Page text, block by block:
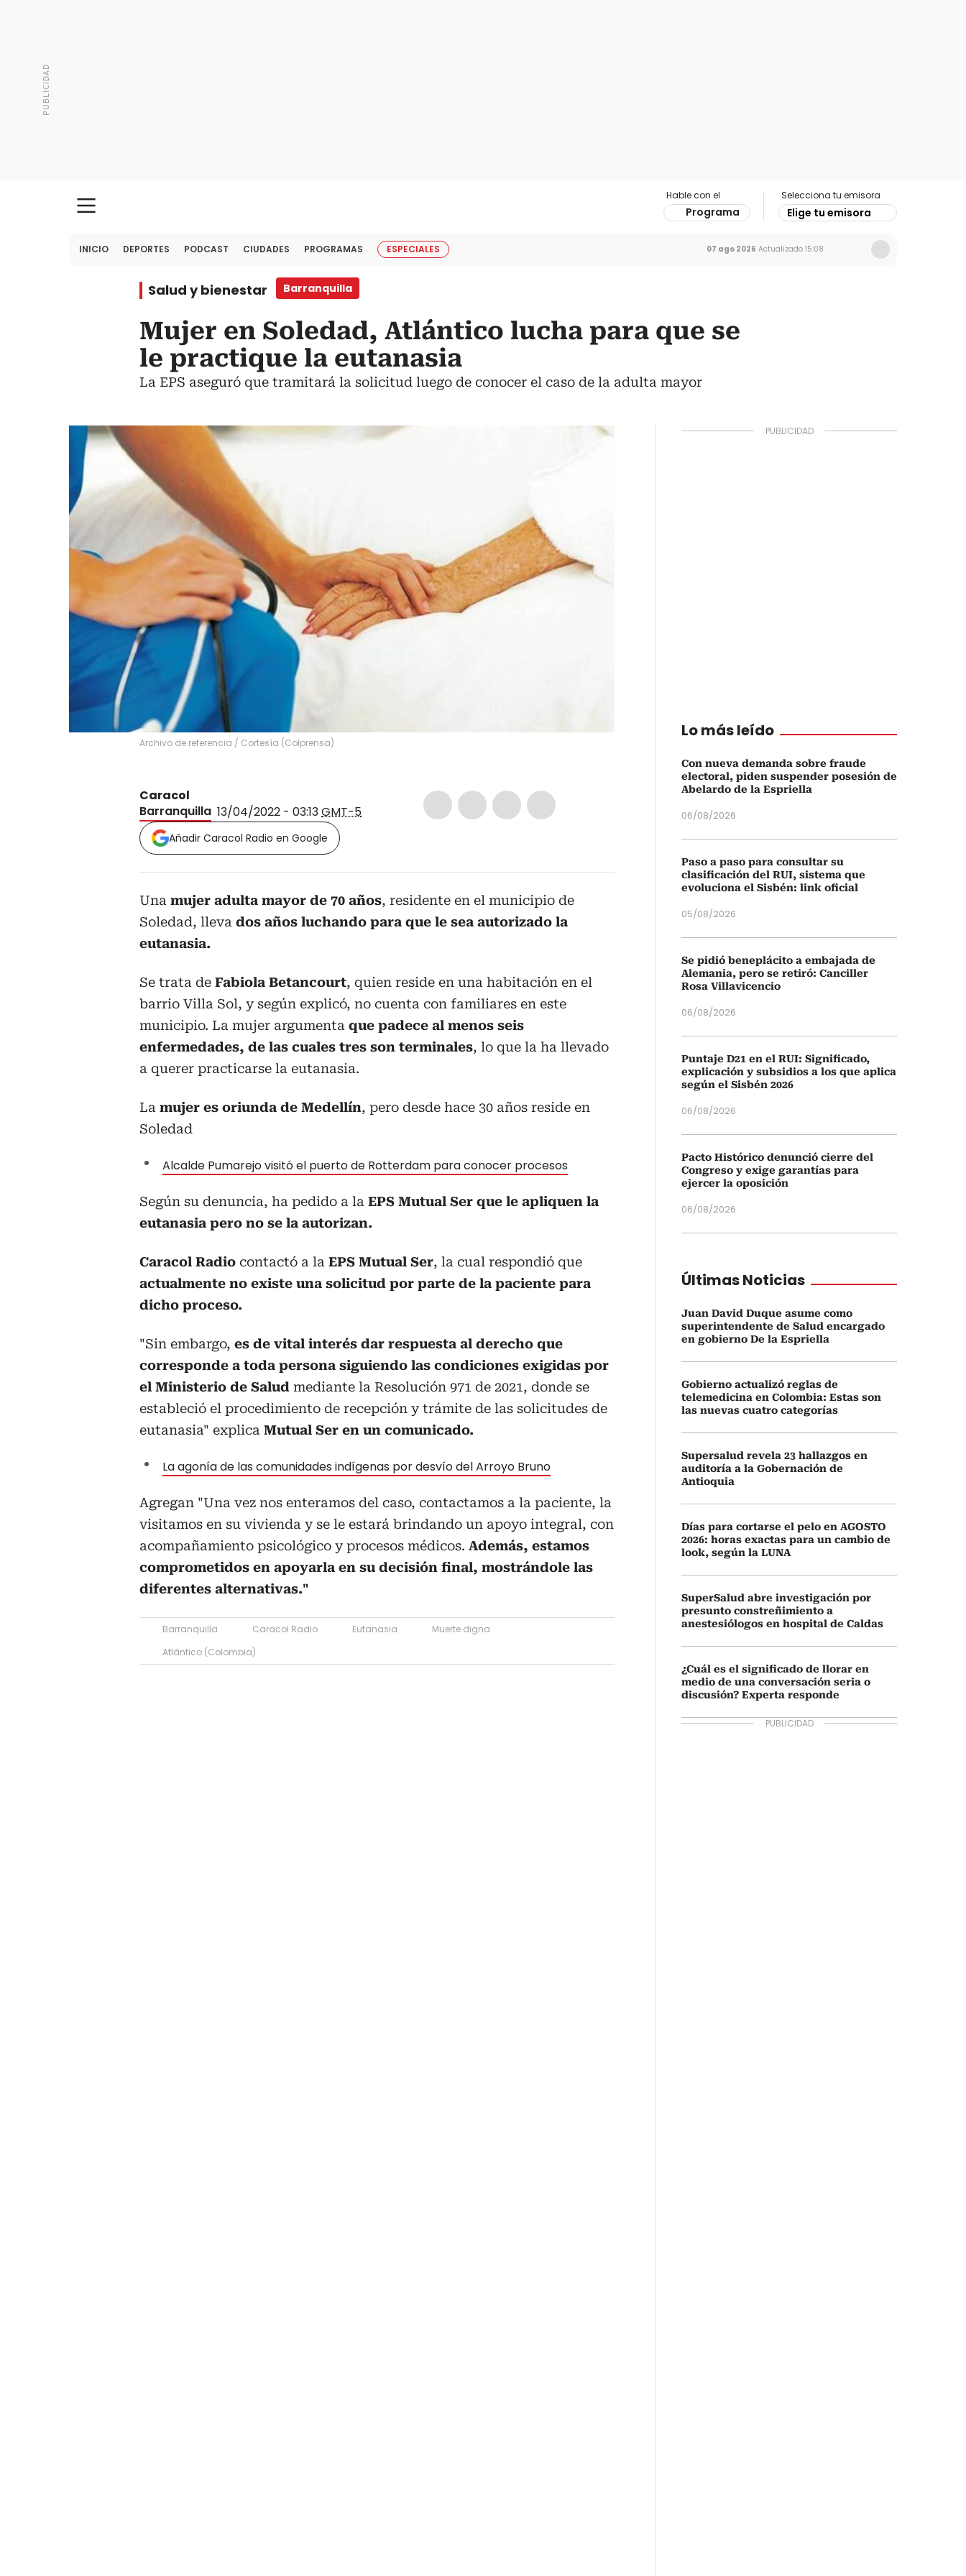
Hable con el
Programa
Selecciona tu emisora
Elige tu emisora
INICIO DEPORTES PODCAST CIUDADES PROGRAMAS ESPECIALES 07 ago 2026 Actualizado 15:08
Salud y bienestar Barranquilla
Mujer en Soledad, Atlántico lucha para que se
le practique la eutanasia
La EPS aseguró que tramitará la solicitud luego de conocer el caso de la adulta mayor
Archivo de referencia / Cortesía (Colprensa)
Caracol
Barranquilla 13/04/2022 - 03:13GMT-5
Añadir Caracol Radio en Google
Una mujer adulta mayor de 70 años, residente en el municipio de
Soledad, lleva dos años luchando para que le sea autorizado la
eutanasia.
Se trata de Fabiola Betancourt, quien reside en una habitación en el
barrio Villa Sol, y según explicó, no cuenta con familiares en este
municipio. La mujer argumenta que padece al menos seis
enfermedades, de las cuales tres son terminales, lo que la ha llevado
a querer practicarse la eutanasia.
La mujer es oriunda de Medellín, pero desde hace 30 años reside en
Soledad
Alcalde Pumarejo visitó el puerto de Rotterdam para conocer procesos
Según su denuncia, ha pedido a la EPS Mutual Ser que le apliquen la
eutanasia pero no se la autorizan.
Caracol Radio contactó a la EPS Mutual Ser, la cual respondió que
actualmente no existe una solicitud por parte de la paciente para
dicho proceso.
"Sin embargo, es de vital interés dar respuesta al derecho que
corresponde a toda persona siguiendo las condiciones exigidas por
el Ministerio de Salud mediante la Resolución 971 de 2021, donde se
estableció el procedimiento de recepción y trámite de las solicitudes de
eutanasia" explica Mutual Ser en un comunicado.
La agonía de las comunidades indígenas por desvío del Arroyo Bruno
Agregan "Una vez nos enteramos del caso, contactamos a la paciente, la
visitamos en su vivienda y se le estará brindando un apoyo integral, con
acompañamiento psicológico y procesos médicos. Además, estamos
comprometidos en apoyarla en su decisión final, mostrándole las
diferentes alternativas."
Barranquilla Caracol Radio Eutanasia
Muerte digna
Atlántico (Colombia)
Lo más leído
Con nueva demanda sobre fraude
electoral, piden suspender posesión de
Abelardo de la Espriella
06/08/2026
Paso a paso para consultar su
clasificación del RUI, sistema que
evoluciona el Sisbén: link oficial
05/08/2026
Se pidió beneplácito a embajada de
Alemania, pero se retiró: Canciller
Rosa Villavicencio
06/08/2026
Puntaje D21 en el RUI: Significado,
explicación y subsidios a los que aplica
según el Sisbén 2026
06/08/2026
Pacto Histórico denunció cierre del
Congreso y exige garantías para
ejercer la oposición
06/08/2026
Últimas Noticias
Juan David Duque asume como
superintendente de Salud encargado
en gobierno De la Espriella
Gobierno actualizó reglas de
telemedicina en Colombia: Estas son
las nuevas cuatro categorías
Supersalud revela 23 hallazgos en
auditoría a la Gobernación de
Antioquia
Días para cortarse el pelo en AGOSTO
2026: horas exactas para un cambio de
look, según la LUNA
SuperSalud abre investigación por
presunto constreñimiento a
anestesiólogos en hospital de Caldas
¿Cuál es el significado de llorar en
medio de una conversación seria o
discusión? Experta responde